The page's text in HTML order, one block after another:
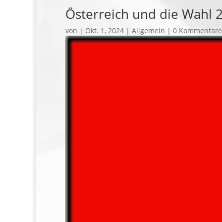
Österreich und die Wahl
von | Okt. 1, 2024 | Allgemein | 0 Kommentare